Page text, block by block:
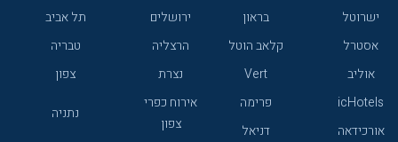
ישרוטל
בראון
אסטרל
קלאב הוטל
אוליב
Vert
icHotels
פרימה
אורכידאה
דניאל
ירושלים
תל אביב
הרצליה
טבריה
נצרת
צפון
אירוח כפרי
צפון
נתניה